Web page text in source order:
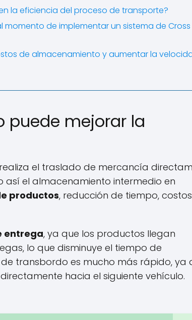
la eficiencia del proceso de transporte?
momento de implementar un sistema de Cross
de almacenamiento y aumentar la
puede mejorar la
el traslado de mercancía
el almacenamiento intermedio en
productos, reducción de tiempo,
entrega, ya que los productos llegan
lo que disminuye el tiempo de
transbordo es mucho más rápido, ya
hacia el siguiente vehículo.